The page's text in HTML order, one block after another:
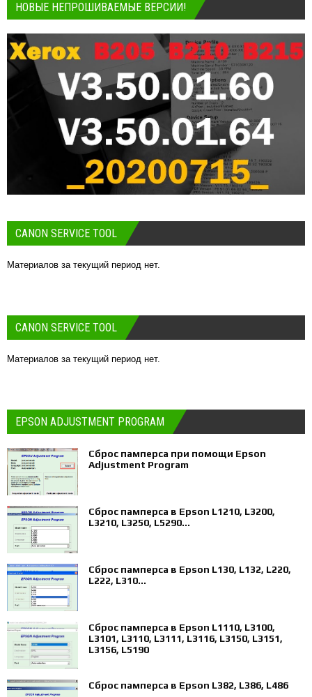
НОВЫЕ НЕПРОШИВАЕМЫЕ ВЕРСИИ!
CANON SERVICE TOOL
Материалов за текущий период нет.
CANON SERVICE TOOL
Материалов за текущий период нет.
EPSON ADJUSTMENT PROGRAM
Сброс памперса при помощи Epson
Adjustment Program
Сброс памперса в Epson L1210, L3200,
L3210, L3250, L5290...
Сброс памперса в Epson L130, L132, L220,
L222, L310...
Сброс памперса в Epson L1110, L3100,
L3101, L3110, L3111, L3116, L3150, L3151,
L3156, L5190
Сброс памперса в Epson L382, L386, L486